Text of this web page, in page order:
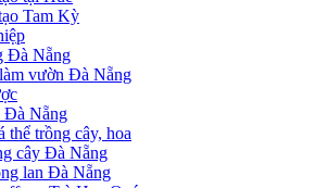
Tam Kỳ
Đà Nẵng
vườn Đà Nẵng
Đà Nẵng
thể trồng cây, hoa
cây Đà Nẵng
lan Đà Nẵng